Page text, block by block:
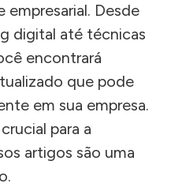
Desde
digital até técnicas
encontrará
que pode
em sua empresa.
para a
artigos são uma